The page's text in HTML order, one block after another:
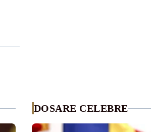
DOSARE CELEBRE